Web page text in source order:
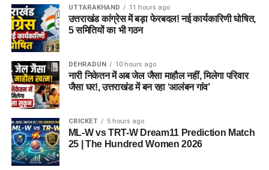
शामिल हैं।
Team 2: Grand League (GL)
Winning Combination
Wicket-keeper:
Batters: James Vince, Ashton Turner, Rovman
Powell
All-Rounders:
Josie Groves(गेंदबाज)
Alana King
Kirstie Gordon (स्पिनर)
Cassidy McCarthy(तेज गेंदबाज)
Natasha Wraith
Alexa Stonehouse(गेंदबाज)
6. टॉप फैंटेसी पिक्स और मस्ट-हैव प्लेयर्स
पहली पारी औसत स्कोर
155 रन
BPH vs SUL Weather Report
Edgbaston में मौसम क्रिकेट के लिए अनुकूल रहने की उम्मीद है।
तापमान
मौसम
साफ और धूप वाला
बारिश की संभावना
UTTARAKHAND 11 hours ago
उत्तराखंड कांग्रेस में बड़ा फेरबदल! नई कार्यकारिणी घोषित,
5 समितियों का भी गठन
DEHRADUN 10 hours ago
नारी निकेतन में अब जेल जैसा माहौल नहीं, मिलेगा परिवार
जैसा घर!, उत्तराखंड में बन रहा ‘आलंबन गांव’
CRICKET 5 hours ago
ML-W vs TRT-W Dream11 Prediction Match
25 | The Hundred Women 2026